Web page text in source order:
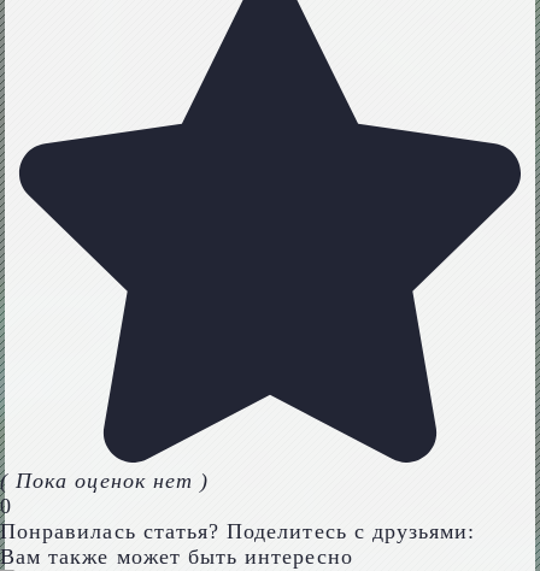
( Пока оценок нет )
0
Понравилась статья? Поделитесь с друзьями:
Вам также может быть интересно